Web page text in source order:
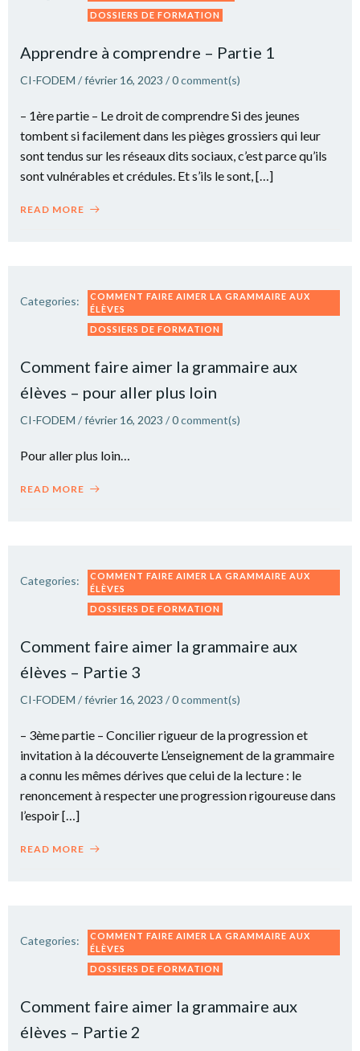
DOSSIERS DE FORMATION
Apprendre à comprendre – Partie 1
CI-FODEM /février 16, 2023 /0comment(s)
– 1ère partie – Le droit de comprendre Si des jeunes
tombent si facilement dans les pièges grossiers qui leur
sont tendus sur les réseaux dits sociaux, c’est parce qu’ils
sont vulnérables et crédules. Et s’ils le sont, […]
READ MORE
Categories:
COMMENT FAIRE AIMER LA GRAMMAIRE AUX
ÉLÈVES
DOSSIERS DE FORMATION
Comment faire aimer la grammaire aux
élèves – pour aller plus loin
CI-FODEM /février 16, 2023 /0comment(s)
Pour aller plus loin…
READ MORE
Categories:
COMMENT FAIRE AIMER LA GRAMMAIRE AUX
ÉLÈVES
DOSSIERS DE FORMATION
Comment faire aimer la grammaire aux
élèves – Partie 3
CI-FODEM /février 16, 2023 /0comment(s)
– 3ème partie – Concilier rigueur de la progression et
invitation à la découverte L’enseignement de la grammaire
a connu les mêmes dérives que celui de la lecture : le
renoncement à respecter une progression rigoureuse dans
l’espoir […]
READ MORE
Categories:
COMMENT FAIRE AIMER LA GRAMMAIRE AUX
ÉLÈVES
DOSSIERS DE FORMATION
Comment faire aimer la grammaire aux
élèves – Partie 2